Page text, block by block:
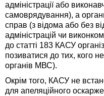
адміністрації або
самоврядування), а
справ (з відома або без
адміністрацій чи
до статті 183 КАСУ
позиватися до тих, кого
органів МВС).
Окрім того, КАСУ не
для апеляційного